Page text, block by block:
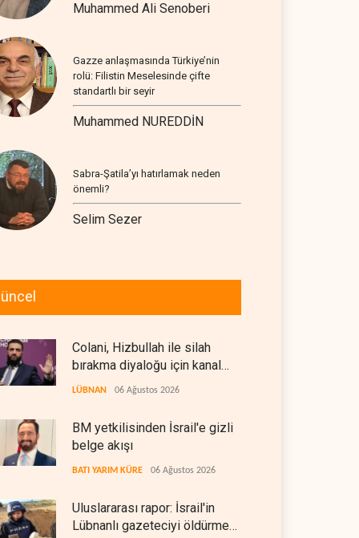
Muhammed Ali Senoberi
Gazze anlaşmasında Türkiye’nin
rolü: Filistin Meselesinde çifte
standartlı bir seyir
Muhammed NUREDDİN
Sabra-Şatila’yı hatırlamak neden
önemli?
Selim Sezer
Colani, Hizbullah ile silah
bırakma diyaloğu için kanal
arıyor
LÜBNAN 06 Ağustos 2026
BM yetkilisinden İsrail'e gizli
belge akışı
BATI YARIM KÜRE 06 Ağustos 2026
Uluslararası rapor: İsrail'in
Lübnanlı gazeteciyi öldürmesi